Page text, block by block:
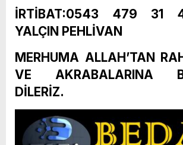
İRTİBAT:0543 479 31
YALÇIN PEHLİVAN
MERHUMA ALLAH’TAN
VE AKRABALARINA
DİLERİZ.